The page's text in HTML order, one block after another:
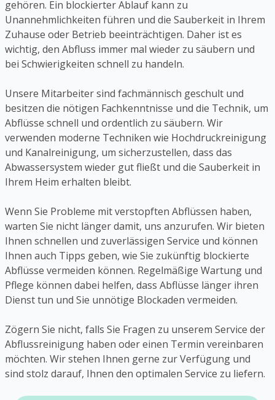
gehören. Ein blockierter Ablauf kann zu
Unannehmlichkeiten führen und die Sauberkeit in Ihrem
Zuhause oder Betrieb beeinträchtigen. Daher ist es
wichtig, den Abfluss immer mal wieder zu säubern und
bei Schwierigkeiten schnell zu handeln.
Unsere Mitarbeiter sind fachmännisch geschult und
besitzen die nötigen Fachkenntnisse und die Technik, um
Abflüsse schnell und ordentlich zu säubern. Wir
verwenden moderne Techniken wie Hochdruckreinigung
und Kanalreinigung, um sicherzustellen, dass das
Abwassersystem wieder gut fließt und die Sauberkeit in
Ihrem Heim erhalten bleibt.
Wenn Sie Probleme mit verstopften Abflüssen haben,
warten Sie nicht länger damit, uns anzurufen. Wir bieten
Ihnen schnellen und zuverlässigen Service und können
Ihnen auch Tipps geben, wie Sie zukünftig blockierte
Abflüsse vermeiden können. Regelmäßige Wartung und
Pflege können dabei helfen, dass Abflüsse länger ihren
Dienst tun und Sie unnötige Blockaden vermeiden.
Zögern Sie nicht, falls Sie Fragen zu unserem Service der
Abflussreinigung haben oder einen Termin vereinbaren
möchten. Wir stehen Ihnen gerne zur Verfügung und
sind stolz darauf, Ihnen den optimalen Service zu liefern.